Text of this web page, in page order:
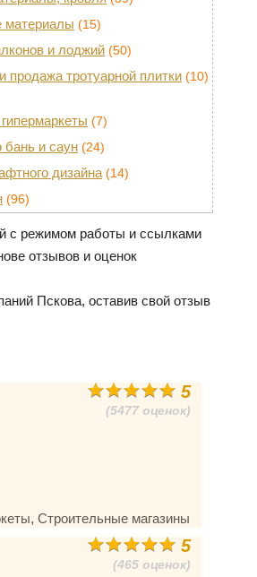
материалы (15)
и лоджий (50)
продажа тротуарной плитки (10)
(7)
бань и саун (24)
дизайна (14)
(96)
с режимом работы и ссылками
отзывов и оценок
Пскова, оставив свой отзыв
5
(5477 оценок)
, Строительные магазины
5
(465 оценок)